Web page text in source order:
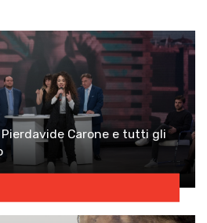
Carone e tutti gli